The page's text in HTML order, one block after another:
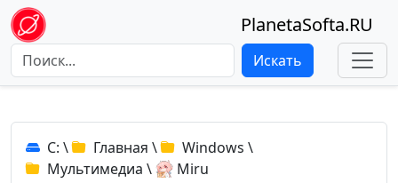
PlanetaSofta.RU
Искать
C: \ Главная \ Windows \
Мультимедиа \ Miru